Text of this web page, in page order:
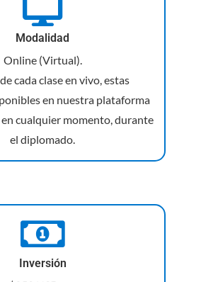
Modalidad
Online (Virtual).
cada clase en vivo, estas
en nuestra plataforma
cualquier momento, durante
el diplomado.
Inversión